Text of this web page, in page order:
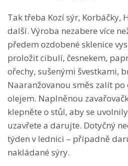
Tak třeba Kozí sýr, Korbáčky,
další. Výroba nezabere více
předem ozdobené sklenice
proložit cibulí, česnekem,
ořechy, sušenými švestkami,
Naaranžovanou směs zalít
olejem. Naplněnou
klepněte o stůl, aby se
uzavřete a darujte. Dotyčný
týden v lednici – případně
nakládané sýry.